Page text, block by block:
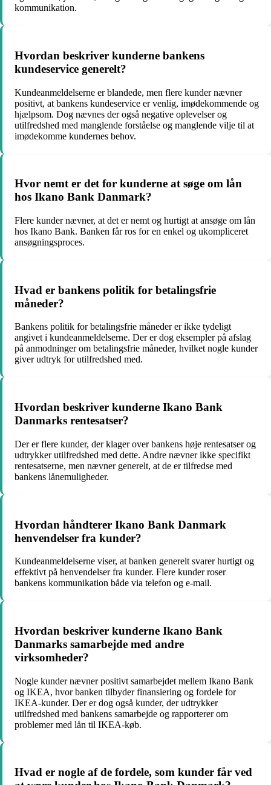
kommunikation.
Hvordan beskriver kunderne bankens
kundeservice generelt?
Kundeanmeldelserne er blandede, men flere kunder nævner
positivt, at bankens kundeservice er venlig, imødekommende og
hjælpsom. Dog nævnes der også negative oplevelser og
utilfredshed med manglende forståelse og manglende vilje til at
imødekomme kundernes behov.
Hvor nemt er det for kunderne at søge om lån
hos Ikano Bank Danmark?
Flere kunder nævner, at det er nemt og hurtigt at ansøge om lån
hos Ikano Bank. Banken får ros for en enkel og ukompliceret
ansøgningsproces.
Hvad er bankens politik for betalingsfrie
måneder?
Bankens politik for betalingsfrie måneder er ikke tydeligt
angivet i kundeanmeldelserne. Der er dog eksempler på afslag
på anmodninger om betalingsfrie måneder, hvilket nogle kunder
giver udtryk for utilfredshed med.
Hvordan beskriver kunderne Ikano Bank
Danmarks rentesatser?
Der er flere kunder, der klager over bankens høje rentesatser og
udtrykker utilfredshed med dette. Andre nævner ikke specifikt
rentesatserne, men nævner generelt, at de er tilfredse med
bankens lånemuligheder.
Hvordan håndterer Ikano Bank Danmark
henvendelser fra kunder?
Kundeanmeldelserne viser, at banken generelt svarer hurtigt og
effektivt på henvendelser fra kunder. Flere kunder roser
bankens kommunikation både via telefon og e-mail.
Hvordan beskriver kunderne Ikano Bank
Danmarks samarbejde med andre
virksomheder?
Nogle kunder nævner positivt samarbejdet mellem Ikano Bank
og IKEA, hvor banken tilbyder finansiering og fordele for
IKEA-kunder. Der er dog også kunder, der udtrykker
utilfredshed med bankens samarbejde og rapporterer om
problemer med lån til IKEA-køb.
Hvad er nogle af de fordele, som kunder får ved